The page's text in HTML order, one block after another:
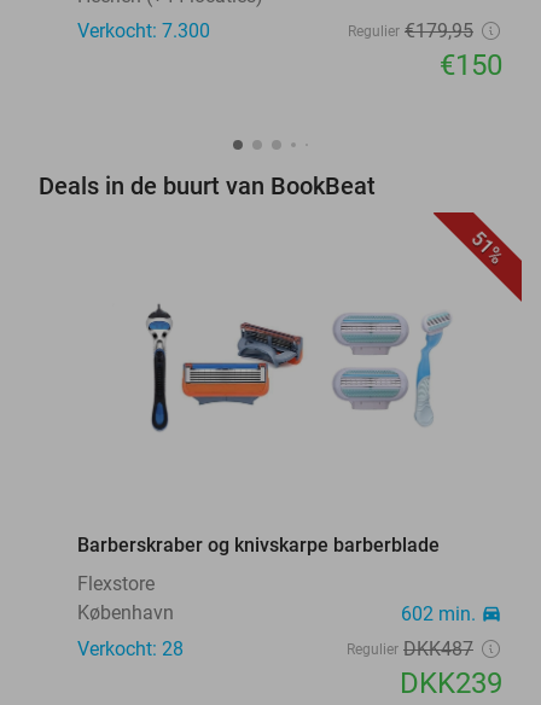
Verkocht: 7.300
Regulier €179,95
€150
Deals in de buurt van BookBeat
51%
Barberskraber og knivskarpe barberblade
Flexstore
København
602 min. directions_car
Verkocht: 28 Regulier DKK487
DKK239